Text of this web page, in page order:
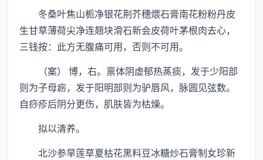
冬桑叶焦山栀净银花荆芥穗煨石膏南花粉粉丹皮
生甘草薄荷尖净连翘块滑石新会皮荷叶茅根肉去心，
三钱按：此方无腹痛可用，否则不可用。
（案） 博，右。禀体阴虚郁热蒸痰，发于少阳部
则为子母疬，发于阳明部则为驴唇风，脉圆见弦数。
自痧疹后阴分更伤，肌肤皆为枯燥。
拟以清养。
北沙参旱莲草夏枯花黑料豆冰糖炒石膏制女珍新